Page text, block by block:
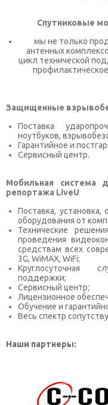
Спутниковые
мы не только
антенных
цикл технической
Защищенные
Поставка
ноутбуков,
Гарантийное и
Сервисный центр.
Мобильная система
репортажа LiveU
Поставка,
оборудования от
Технические
проведения
средствам всех
3G, WiMAX, WiFi;
Круглосуточная
поддержки;
Сервисный центр;
Лицензионное
Обучение и
Весь спектр
Наши партнеры: